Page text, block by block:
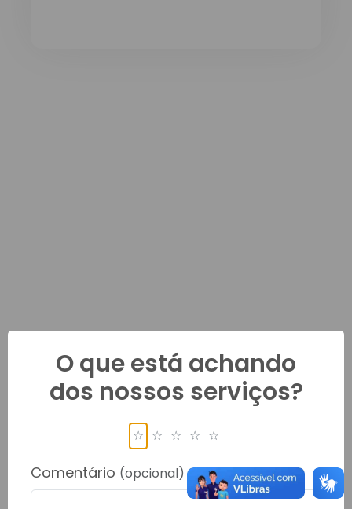
O que está achando
dos nossos serviços?
☆ ☆ ☆ ☆ ☆
Comentário (opcional)